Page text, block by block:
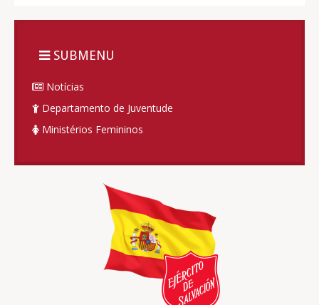
SUBMENU
Notícias
Departamento de Juventude
Ministérios Femininos